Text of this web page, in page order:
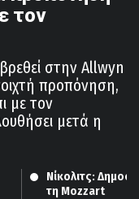
τον
στην Allwyn
προπόνηση,
με τον
μετά η
Νίκολιτς:
τη Mozzart